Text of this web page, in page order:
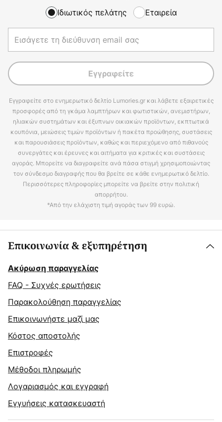
Ιδιωτικός πελάτης Εταιρεία
Εγγραφείτε
Εγγραφείτε στο ενημερωτικό δελτίο Lumories.gr και λάβετε εξαιρετικές
προσφορές από τη γκάμα λαμπτήρων και φωτιστικών, ανεμιστήρων,
ηλιακών συστημάτων και έξυπνων οικιακών προϊόντων, εκπτωτικά
κουπόνια, μειώσεις τιμών προϊόντων ή πακέτα προώθησης, συστάσεις
και παρουσιάσεις προϊόντων, καθώς και περιεχόμενο από πιθανούς
συνεργάτες και έρευνες και αιτήματα για κριτικές και συστάσεις
αγοράς. Μπορείτε να διαγραφείτε ανά πάσα στιγμή χρησιμοποιώντας
τον σύνδεσμο διαγραφής που θα βρείτε σε κάθε ενημερωτικό δελτίο.
Περισσότερες πληροφορίες μπορείτε να βρείτε στην πολιτική
απορρήτου.
*Από την ελάχιστη τιμή αγοράς των 99 ευρώ.
Επικοινωνία & εξυπηρέτηση
Ακύρωση παραγγελίας
FAQ - Συχνές ερωτήσεις
Παρακολούθηση παραγγελίας
Επικοινωνήστε μαζί μας
Κόστος αποστολής
Επιστροφές
Μέθοδοι πληρωμής
Λογαριασμός και εγγραφή
Εγγυήσεις κατασκευαστή